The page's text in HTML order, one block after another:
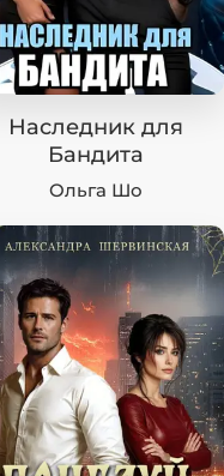
Наследник для
Бандита
Ольга Шо